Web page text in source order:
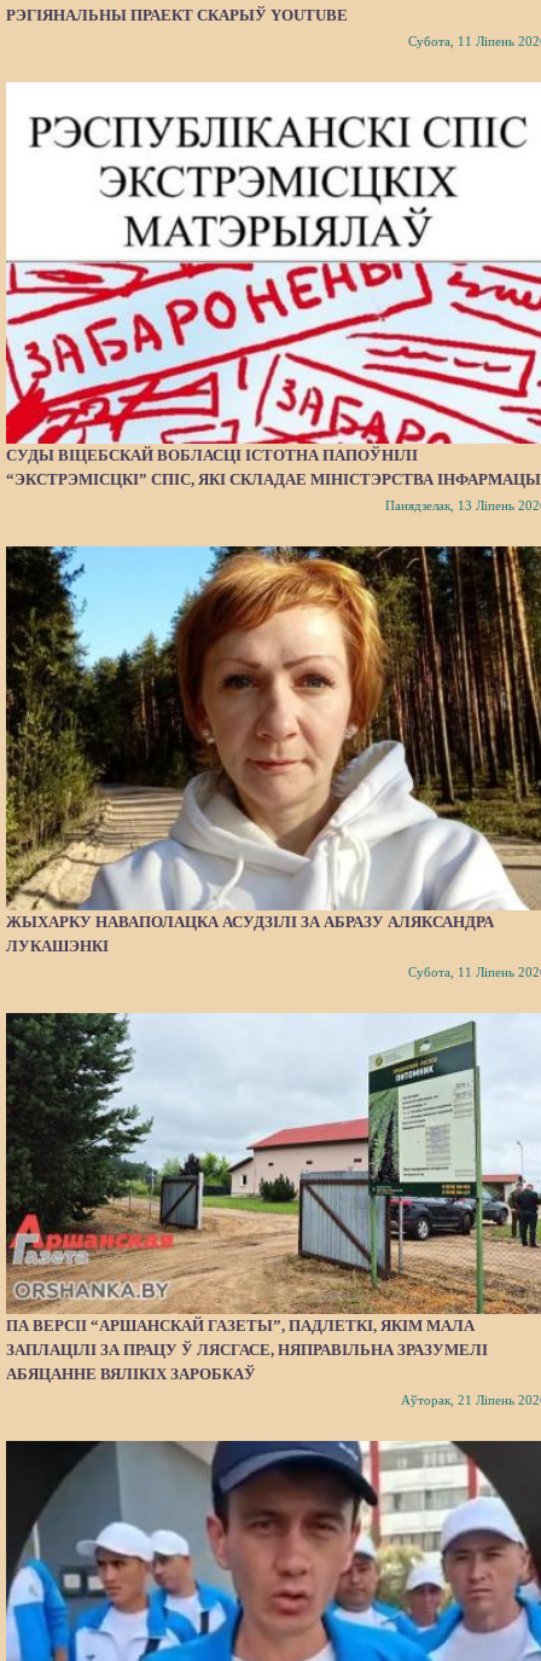
РЭГІЯНАЛЬНЫ ПРАЕКТ СКАРЫЎ YOUTUBE
Субота, 11 Ліпень
СУДЫ ВІЦЕБСКАЙ ВОБЛАСЦІ ІСТОТНА ПАПОЎНІЛІ
“ЭКСТРЭМІСЦКІ” СПІС, ЯКІ СКЛАДАЕ МІНІСТЭРСТВА
Панядзелак, 13 Ліпень
ЖЫХАРКУ НАВАПОЛАЦКА АСУДЗІЛІ ЗА АБРАЗУ АЛЯКСАНДРА
ЛУКАШЭНКІ
Субота, 11 Ліпень
ПА ВЕРСІІ “АРШАНСКАЙ ГАЗЕТЫ”, ПАДЛЕТКІ, ЯКІМ МАЛА
ЗАПЛАЦІЛІ ЗА ПРАЦУ Ў ЛЯСГАСЕ, НЯПРАВІЛЬНА ЗРАЗУМЕЛІ
АБЯЦАННЕ ВЯЛІКІХ ЗАРОБКАЎ
Аўторак, 21 Ліпень